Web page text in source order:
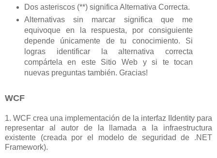
Dos asteriscos (**) significa Alternativa Correcta.
Alternativas sin marcar significa que me
equivoque en la respuesta, por consiguiente
depende únicamente de tu conocimiento. Si
logras identificar la alternativa correcta
compártela en este Sitio Web y si te tocan
nuevas preguntas también. Gracias!
WCF
1. WCF crea una implementación de la interfaz IIdentity para
representar al autor de la llamada a la infraestructura
existente (creada por el modelo de seguridad de .NET
Framework).